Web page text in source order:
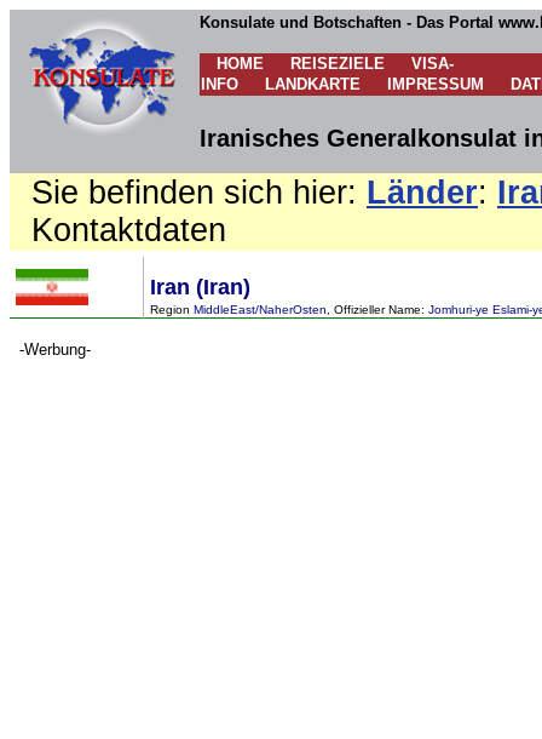
Konsulate und Botschaften - Das Portal
HOME REISEZIELE
VISA-
INFO
LANDKARTE IMPRESSUM
Iranisches Generalkonsulat
Sie befinden sich hier: Länder:
Kontaktdaten
Iran (Iran)
Region MiddleEast/NaherOsten , Offizieller Name: Jomhuri-ye Eslami-
-Werbung-